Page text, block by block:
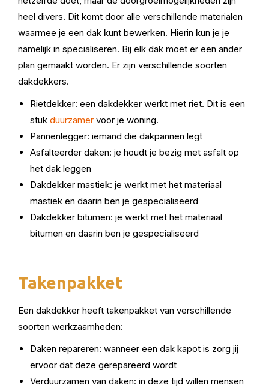
heel divers. Dit komt door alle verschillende materialen
waarmee je een dak kunt bewerken. Hierin kun je je
namelijk in specialiseren. Bij elk dak moet er een ander
plan gemaakt worden. Er zijn verschillende soorten
dakdekkers.
Rietdekker: een dakdekker werkt met riet. Dit is een
stuk duurzamer voor je woning.
Pannenlegger: iemand die dakpannen legt
Asfalteerder daken: je houdt je bezig met asfalt op
het dak leggen
Dakdekker mastiek: je werkt met het materiaal
mastiek en daarin ben je gespecialiseerd
Dakdekker bitumen: je werkt met het materiaal
bitumen en daarin ben je gespecialiseerd
Takenpakket
Een dakdekker heeft takenpakket van verschillende
soorten werkzaamheden:
Daken repareren: wanneer een dak kapot is zorg jij
ervoor dat deze gerepareerd wordt
Verduurzamen van daken: in deze tijd willen mensen